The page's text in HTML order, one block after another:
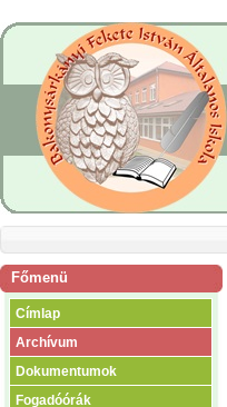
Főmenü
Címlap
Archívum
Dokumentumok
Fogadóórák